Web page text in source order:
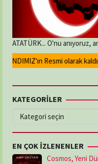
ATATÜRK... O'nu anıyoruz,
Resmi olarak
KATEGORİLER
KATEGORİLER
EN ÇOK İZLENENLER
Cosmos, Yeni